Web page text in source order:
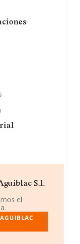
S.l.
el